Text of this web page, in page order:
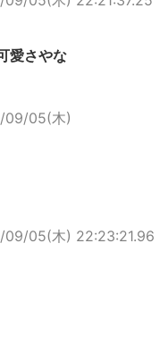
愛さやな
09/05(木)
09/05(木) 22:23:21.96